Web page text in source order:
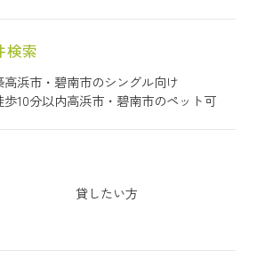
検索
高浜市・碧南市のシングル向け
10分以内高浜市・碧南市のペット可
貸したい方